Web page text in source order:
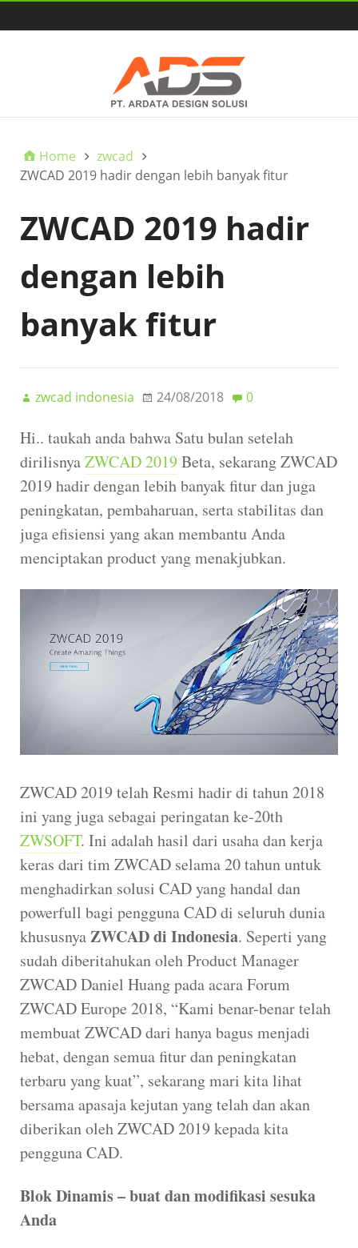
Home
zwcad
ZWCAD 2019 hadir dengan lebih banyak fitur
ZWCAD 2019 hadir
dengan lebih
banyak fitur
zwcad indonesia 24/08/2018 0
Hi.. taukah anda bahwa Satu bulan setelah
dirilisnyaZWCAD 2019 Beta, sekarang ZWCAD
2019 hadir dengan lebih banyak fitur dan juga
peningkatan, pembaharuan, serta stabilitas dan
juga efisiensi yang akan membantu Anda
menciptakan product yang menakjubkan.
ZWCAD 2019 telah Resmi hadir di tahun 2018
ini yang juga sebagai peringatan ke-20th
ZWSOFT. Ini adalah hasil dari usaha dan kerja
keras dari tim ZWCAD selama 20 tahun untuk
menghadirkan solusi CAD yang handal dan
powerfull bagi pengguna CAD di seluruh dunia
khususnyaZWCAD di Indonesia. Seperti yang
sudah diberitahukan oleh Product Manager
ZWCAD Daniel Huang pada acara Forum
ZWCAD Europe 2018, “Kami benar-benar telah
membuat ZWCAD dari hanya bagus menjadi
hebat, dengan semua fitur dan peningkatan
terbaru yang kuat”, sekarang mari kita lihat
bersama apasaja kejutan yang telah dan akan
diberikan oleh ZWCAD 2019 kepada kita
pengguna CAD.
Blok Dinamis – buat dan modifikasi sesuka
Anda